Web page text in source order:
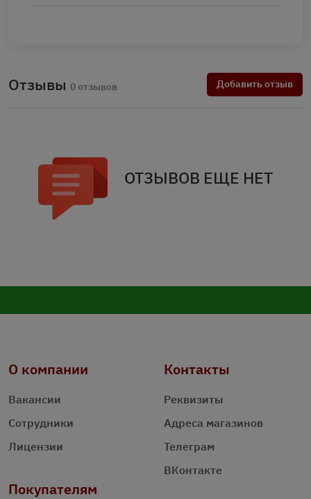
Отзывы 0 отзывов Добавить отзыв
ОТЗЫВОВ ЕЩЕ НЕТ
О компании
Вакансии
Сотрудники
Лицензии
Контакты
Реквизиты
Адреса магазинов
Телеграм
ВКонтакте
Покупателям